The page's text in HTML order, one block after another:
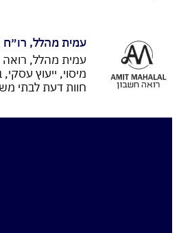
עמית מהלל, רו״ח
עמית מהלל, רואה
מיסוי, ייעוץ
חוות דעת לבתי